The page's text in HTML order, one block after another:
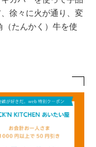
徐々に火が通り、変
たんかく）牛を使